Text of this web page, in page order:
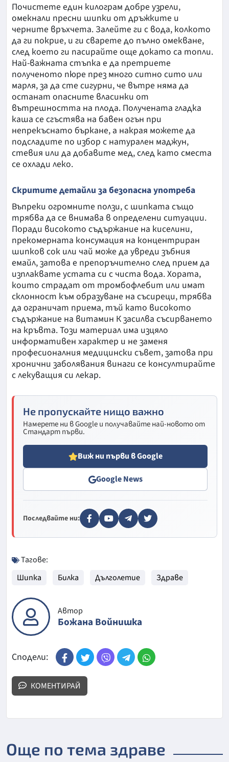
Почистете един килограм добре узрели,
омекнали пресни шипки от дръжките и
черните връхчета. Залейте ги с вода, колкото
да ги покрие, и ги сварете до пълно омекване,
след което ги пасирайте още докато са топли.
Най-важната стъпка е да претриете
полученото пюре през много ситно сито или
марля, за да сте сигурни, че вътре няма да
останат опасните власинки от
вътрешността на плода. Получената гладка
каша се сгъстява на бавен огън при
непрекъснато бъркане, а накрая можете да
подсладите по избор с натурален маджун,
стевия или да добавите мед, след като сместа
се охлади леко.
Скритите детайли за безопасна употреба
Въпреки огромните ползи, с шипката също
трябва да се внимава в определени ситуации.
Поради високото съдържание на киселини,
прекомерната консумация на концентриран
шипков сок или чай може да увреди зъбния
емайл, затова е препоръчително след прием да
изплаквате устата си с чиста вода. Хората,
които страдат от тромбофлебит или имат
склонност към образуване на съсиреци, трябва
да ограничат приема, тъй като високото
съдържание на витамин К засилва съсирването
на кръвта. Този материал има изцяло
информативен характер и не заменя
професионалния медицински съвет, затова при
хронични заболявания винаги се консултирайте
с лекуващия си лекар.
Не пропускайте нищо важно
Намерете ни в Google и получавайте най-новото от
Стандарт първи.
Виж ни първи в Google
Google News
Последвайте ни:
Тагове:
Шипка
Билка Дълголетие Здраве
Автор
Божана Войнишка
Сподели:
КОМЕНТИРАЙ
Още по тема здраве